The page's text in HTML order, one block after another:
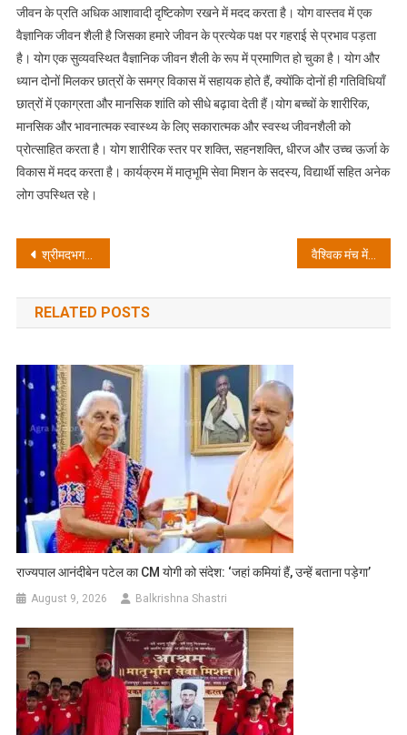
जीवन के प्रति अधिक आशावादी दृष्टिकोण रखने में मदद करता है। योग वास्तव में एक
वैज्ञानिक जीवन शैली है जिसका हमारे जीवन के प्रत्येक पक्ष पर गहराई से प्रभाव पड़ता
है। योग एक सुव्यवस्थित वैज्ञानिक जीवन शैली के रूप में प्रमाणित हो चुका है। योग और
ध्यान दोनों मिलकर छात्रों के समग्र विकास में सहायक होते हैं, क्योंकि दोनों ही गतिविधियाँ
छात्रों में एकाग्रता और मानसिक शांति को सीधे बढ़ावा देती हैं।योग बच्चों के शारीरिक,
मानसिक और भावनात्मक स्वास्थ्य के लिए सकारात्मक और स्वस्थ जीवनशैली को
प्रोत्साहित करता है। योग शारीरिक स्तर पर शक्ति, सहनशक्ति, धीरज और उच्च ऊर्जा के
विकास में मदद करता है। कार्यक्रम में मातृभूमि सेवा मिशन के सदस्य, विद्यार्थी सहित अनेक
लोग उपस्थित रहे।
Post
navigation
श्रीमदभगवतगीता का ऐसा कोई अध्याय नहीं है जिसमें किसी योग का वर्णन न हो: डा. श्रीप्रकाश मिश्र वैश्विक मंच में गूंजी भारतीय संस्कृति व योग दर्शन की ध्वनि, डॉ पंड्या ने की माननीय पोप लियो एवं इटलेयिन प्रधानमंत्री से भेंट
RELATED POSTS
राज्यपाल आनंदीबेन पटेल का CM योगी को संदेश: ‘जहां कमियां हैं, उन्हें बताना पड़ेगा’
August 9, 2026 Balkrishna Shastri